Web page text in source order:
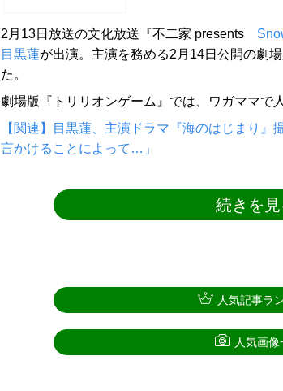
2月13日放送の文化放送『不二家 presents
目黒蓮が出演。主演を務める2月14日公開の劇
た。
劇場版『トリリオンゲーム』では、ワガママで
【関連】目黒蓮、主演ドラマ『海のはじまり』
言かけることによって…」
続きを見
人気記事ラ
人気画像